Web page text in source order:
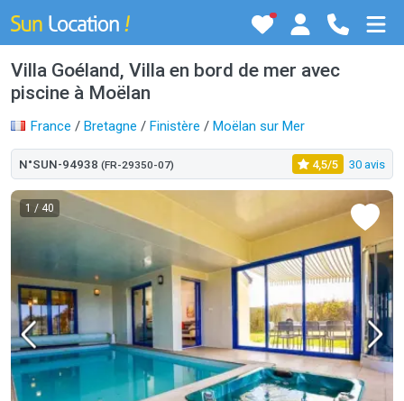
Villa Goéland, Villa en bord de mer avec
piscine à Moëlan
France / Bretagne / Finistère / Moëlan sur Mer
N°SUN-94938 (FR-29350-07) 4,5/5 30 avis
1 / 40